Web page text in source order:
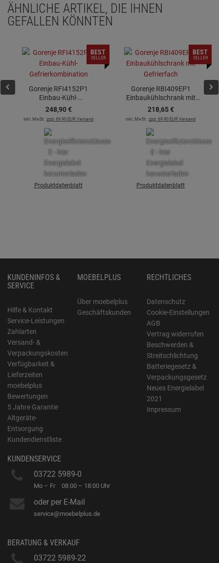
ÄHNLICHE ARTIKEL, DIE IHNEN
GEFALLEN KÖNNTEN
Gorenje RFI4152P1
Einbau-Kühl-
Gefrierkombination
248,90 €
inkl. MwSt. zzgl. 69.90 EUR Versand
Produktdatenblatt
BEST
SELLER
Gorenje RBI409EP1
Einbaukühlschrank mit
Gefrierfach
218,65 €
inkl. MwSt. zzgl. 69.90 EUR Versand
Produktdatenblatt
BEST
SELLER
KUNDENINFOS &
SERVICE
Hilfe & Kontakt
Service-Leistungen
Zahlarten
Versand- &
Verpackungskosten
Verfügbarkeit &
Lieferzeiten
moebelplus
Bewertungen
5 Jahre Garantie
Altgeräte-
Entsorgung
Kundendienstliste
MOEBELPLUS
Über moebelplus
Geschäftskunden
RECHTLICHES
Datenschutz
Cookie-Einstellungen
AGB
Vertrag widerrufen
Beschwerden &
Streitschlichtung
Batteriegesetz &
Verpackungsgesetz
Neues Energielabel
2021
Impressum
KUNDENSERVICE
03722 5989-0
Mo – Fr 08:00 – 18:00 Uhr
oder per E-Mail
service@moebelplus.de
BERATUNG & VERKAUF
03722 5989-22